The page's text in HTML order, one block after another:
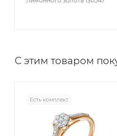
С этим товаром
Есть комплект